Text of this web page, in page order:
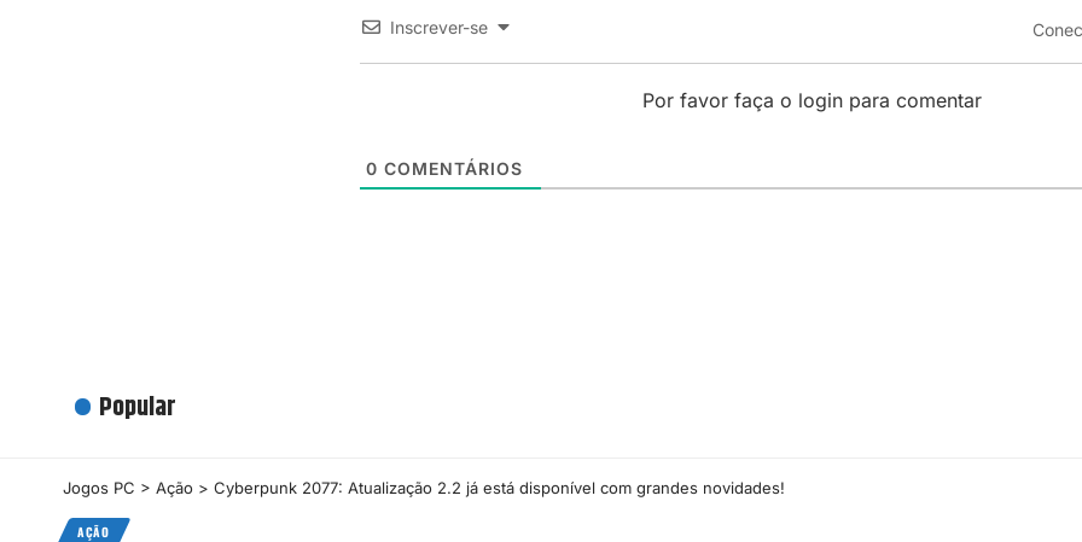
Inscrever-se
Por favor faça o login para comentar
0 COMENTÁRIOS
Popular
Jogos PC > Ação > Cyberpunk 2077: Atualização 2.2 já está disponível com grandes novidades!
AÇÃO